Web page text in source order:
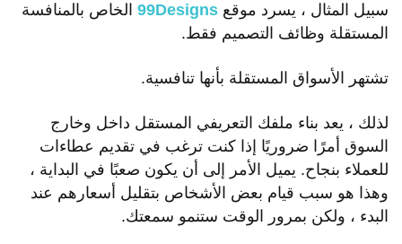
سبيل المثال ، يسرد موقع99Designs الخاص بالمنافسة
المستقلة وظائف التصميم فقط.
تشتهر الأسواق المستقلة بأنها تنافسية.
لذلك ، يعد بناء ملفك التعريفي المستقل داخل وخارج
السوق أمرًا ضروريًا إذا كنت ترغب في تقديم عطاءات
للعملاء بنجاح. يميل الأمر إلى أن يكون صعبًا في البداية ،
وهذا هو سبب قيام بعض الأشخاص بتقليل أسعارهم عند
البدء ، ولكن بمرور الوقت ستنمو سمعتك.